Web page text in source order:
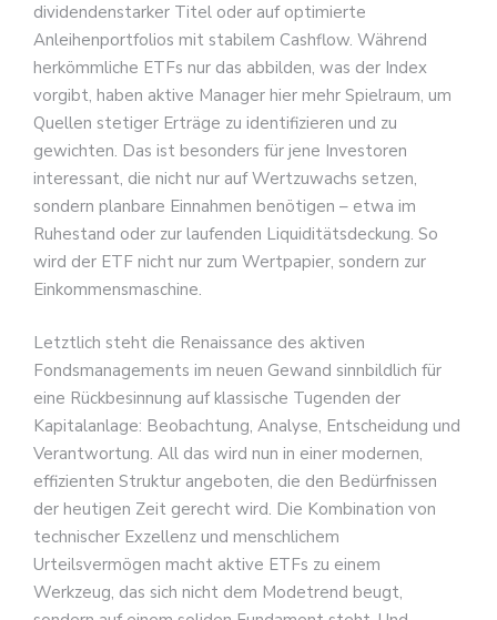
dividendenstarker Titel oder auf optimierte
Anleihenportfolios mit stabilem Cashflow. Während
herkömmliche ETFs nur das abbilden, was der Index
vorgibt, haben aktive Manager hier mehr Spielraum, um
Quellen stetiger Erträge zu identifizieren und zu
gewichten. Das ist besonders für jene Investoren
interessant, die nicht nur auf Wertzuwachs setzen,
sondern planbare Einnahmen benötigen – etwa im
Ruhestand oder zur laufenden Liquiditätsdeckung. So
wird der ETF nicht nur zum Wertpapier, sondern zur
Einkommensmaschine.
Letztlich steht die Renaissance des aktiven
Fondsmanagements im neuen Gewand sinnbildlich für
eine Rückbesinnung auf klassische Tugenden der
Kapitalanlage: Beobachtung, Analyse, Entscheidung und
Verantwortung. All das wird nun in einer modernen,
effizienten Struktur angeboten, die den Bedürfnissen
der heutigen Zeit gerecht wird. Die Kombination von
technischer Exzellenz und menschlichem
Urteilsvermögen macht aktive ETFs zu einem
Werkzeug, das sich nicht dem Modetrend beugt,